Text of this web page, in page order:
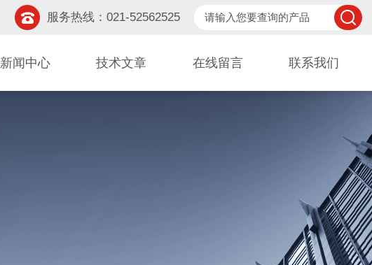
服务热线：021-52562525
新闻中心 技术文章 在线留言 联系我们